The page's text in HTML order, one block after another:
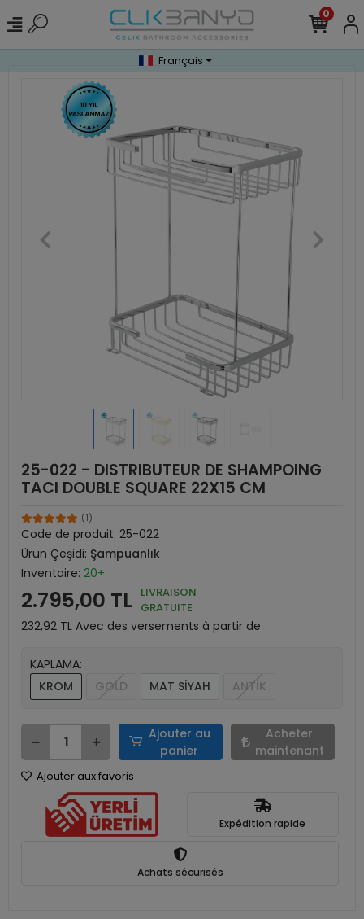
0
Français
25-022 - DISTRIBUTEUR DE SHAMPOING
TACI DOUBLE SQUARE 22X15 CM
(1)
Code de produit: 25-022
Ürün Çeşidi: Şampuanlık
Inventaire: 20+
2.795,00 TL LIVRAISON
GRATUITE
232,92 TL Avec des versements à partir de
KAPLAMA:
KROM
GOLD MAT SİYAH ANTİK
Ajouter au
panier
Acheter
maintenant
Ajouter aux favoris
Expédition rapide
Achats sécurisés